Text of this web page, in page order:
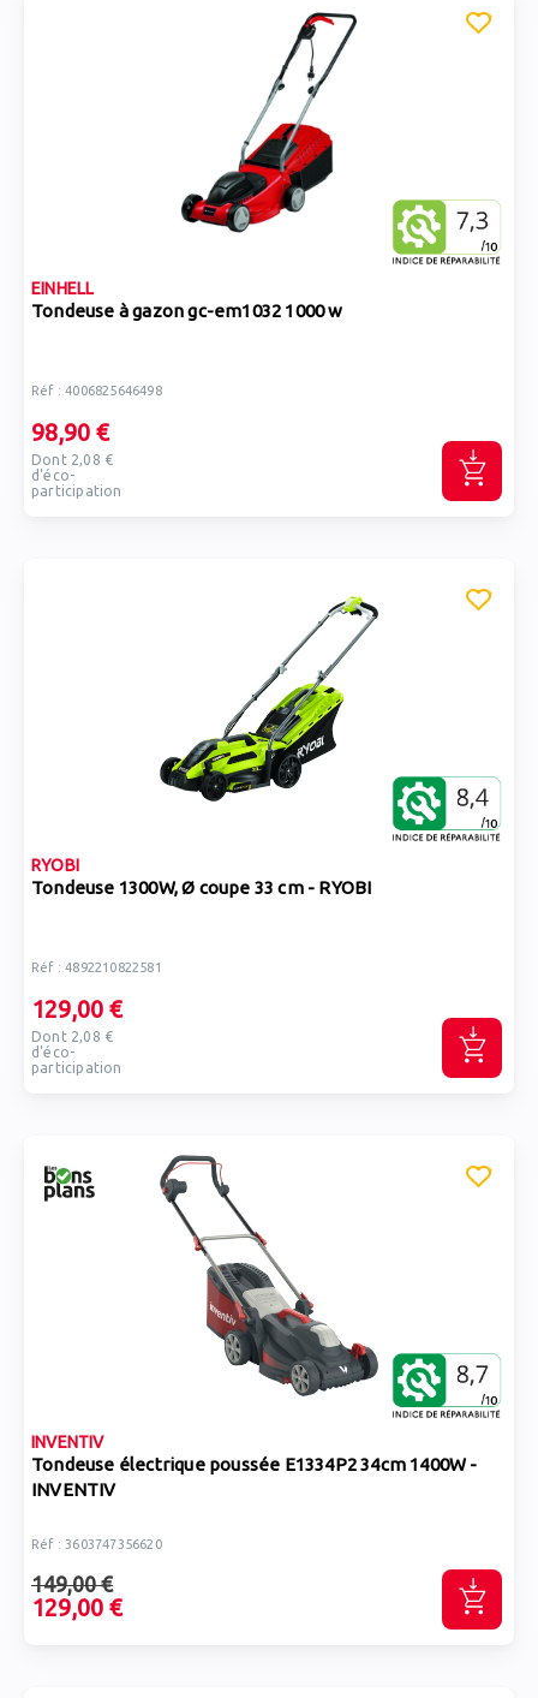
EINHELL
Tondeuse à gazon gc-em1032 1000 w
Réf : 4006825646498
98,90 €
Dont 2,08 €
d'éco-
participation
RYOBI
Tondeuse 1300W, Ø coupe 33 cm - RYOBI
Réf : 4892210822581
129,00 €
Dont 2,08 €
d'éco-
participation
INVENTIV
Tondeuse électrique poussée E1334P2 34cm 1400W -
INVENTIV
Réf : 3603747356620
129,00 €
149,00 €